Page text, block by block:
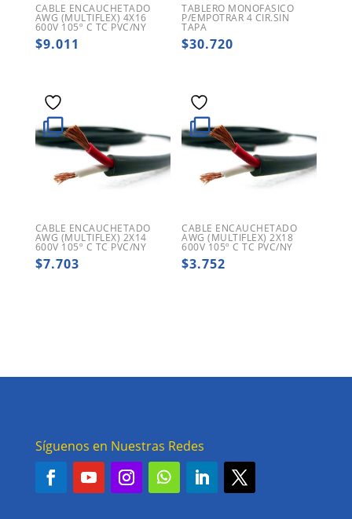
CABLE ENCAUCHETADO
AWG (MULTIFLEX) 4X16
600V 105º C TC PVC/NY
$9.011
TABLERO MONOFASICO
P/EMPOTRAR 4 CIR.SIN
TAPA
$30.720
CABLE ENCAUCHETADO
AWG (MULTIFLEX) 2X14
600V 105º C TC PVC/NY
$7.703
CABLE ENCAUCHETADO
AWG (MULTIFLEX) 2X18
600V 105º C TC PVC/NY
$3.752
Síguenos en Nuestras Redes